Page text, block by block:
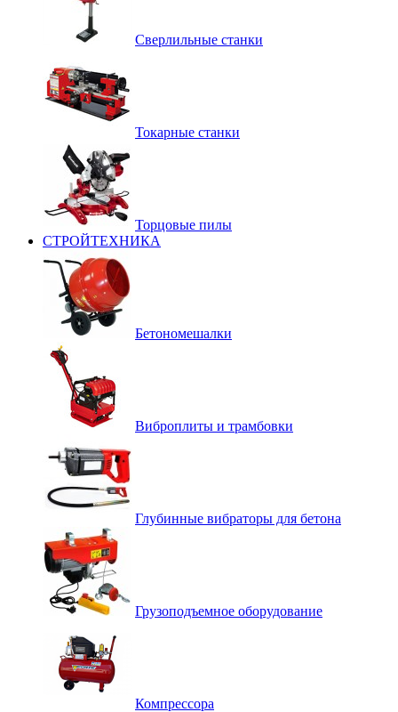
Сверлильные станки
Токарные станки
Торцовые пилы
СТРОЙТЕХНИКА
Бетономешалки
Виброплиты и трамбовки
Глубинные вибраторы для бетона
Грузоподъемное оборудование
Компрессора